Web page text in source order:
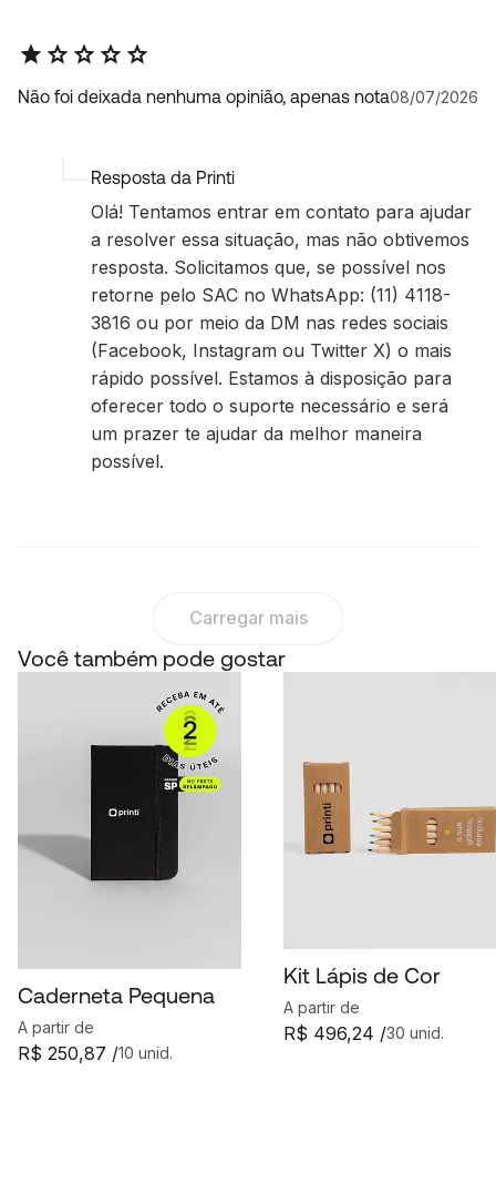
Não foi deixada nenhuma opinião, apenas nota08/07/2026
Resposta da Printi
Olá! Tentamos entrar em contato para ajudar
a resolver essa situação, mas não obtivemos
resposta. Solicitamos que, se possível nos
retorne pelo SAC no WhatsApp: (11) 4118-
3816 ou por meio da DM nas redes sociais
(Facebook, Instagram ou Twitter X) o mais
rápido possível. Estamos à disposição para
oferecer todo o suporte necessário e será
um prazer te ajudar da melhor maneira
possível.
Carregar mais
Você também pode gostar
Caderneta Pequena
A partir de
10 unid.
R$ 250,87 /
Kit Lápis de Cor
A partir de
30 unid.
R$ 496,24 /